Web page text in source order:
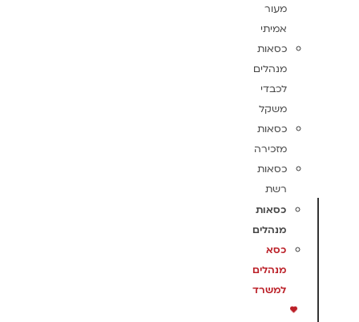
מעור
אמיתי
כסאות
מנהלים
לכבדי
משקל
כסאות
מזכירה
כסאות
רשת
כסאות
מנהלים
כסא
מנהלים
למשרד